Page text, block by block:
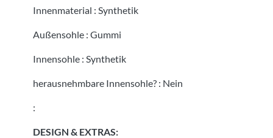
Innenmaterial : Synthetik
Außensohle : Gummi
Innensohle : Synthetik
herausnehmbare Innensohle? : Nein
:
DESIGN & EXTRAS: